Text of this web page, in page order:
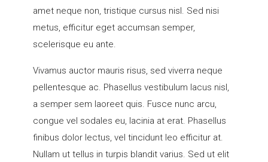
amet neque non, tristique cursus nisl. Sed nisi
metus, efficitur eget accumsan semper,
scelerisque eu ante.
Vivamus auctor mauris risus, sed viverra neque
pellentesque ac. Phasellus vestibulum lacus nisl,
a semper sem laoreet quis. Fusce nunc arcu,
congue vel sodales eu, lacinia at erat. Phasellus
finibus dolor lectus, vel tincidunt leo efficitur at.
Nullam ut tellus in turpis blandit varius. Sed ut elit